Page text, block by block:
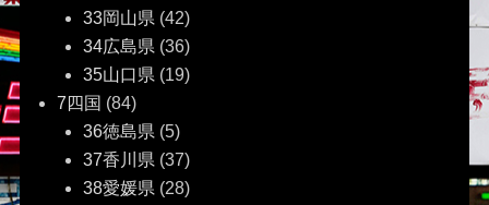
33岡山県 (42)
34広島県 (36)
35山口県 (19)
7四国 (84)
36徳島県 (5)
37香川県 (37)
38愛媛県 (28)